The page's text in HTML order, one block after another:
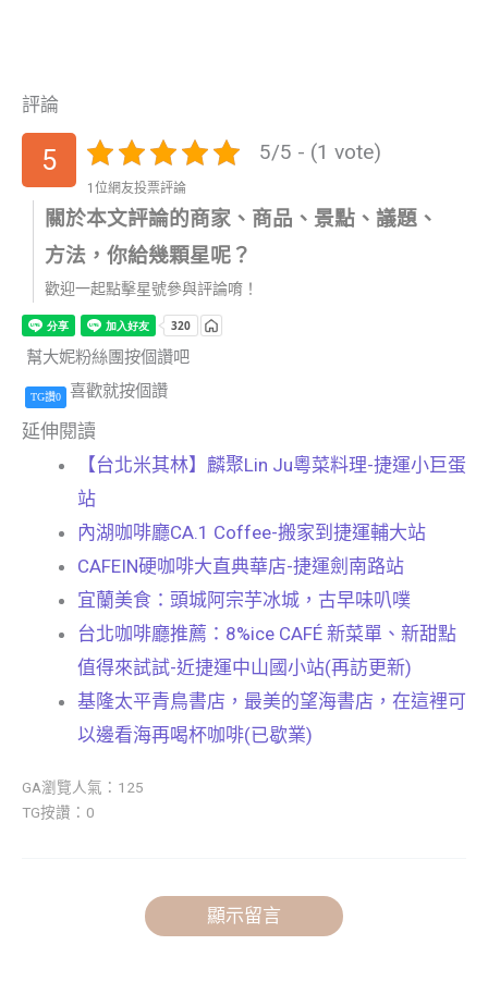
評論
5 5/5 - (1 vote)
1位網友投票評論
關於本文評論的商家、商品、景點、議題、
方法，你給幾顆星呢？
歡迎一起點擊星號參與評論唷！
幫大妮粉絲團按個讚吧
TG讚0 喜歡就按個讚
延伸閱讀
【台北米其林】麟聚Lin Ju粵菜料理-捷運小巨蛋
站
內湖咖啡廳CA.1 Coffee-搬家到捷運輔大站
CAFEIN硬咖啡大直典華店-捷運劍南路站
宜蘭美食：頭城阿宗芋冰城，古早味叭噗
台北咖啡廳推薦：8%ice CAFÉ 新菜單、新甜點
值得來試試-近捷運中山國小站(再訪更新)
基隆太平青鳥書店，最美的望海書店，在這裡可
以邊看海再喝杯咖啡(已歇業)
GA瀏覽人氣：125
TG按讚：0
顯示留言